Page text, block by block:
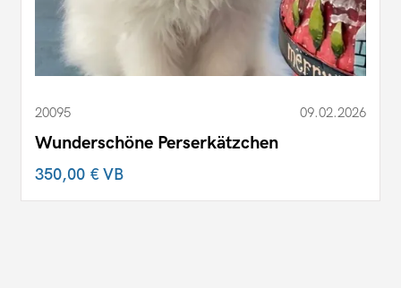
20095 09.02.2026
Wunderschöne Perserkätzchen
350,00 €VB